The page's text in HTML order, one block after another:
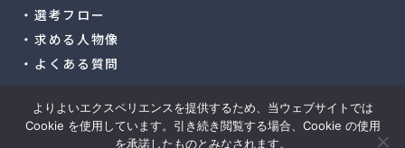
・選考フロー
・求める人物像
・よくある質問
©︎COMAS Co.,Ltd
よりよいエクスペリエンスを提供するため、当ウェブサイトでは
Cookie を使用しています。引き続き閲覧する場合、Cookie の使用
を承諾したものとみなされます。